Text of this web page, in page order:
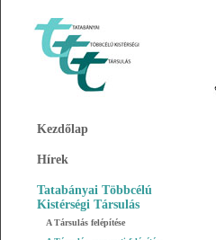
Kezdőlap
Hírek
Tatabányai Többcélú
Kistérségi Társulás
A Társulás felépítése